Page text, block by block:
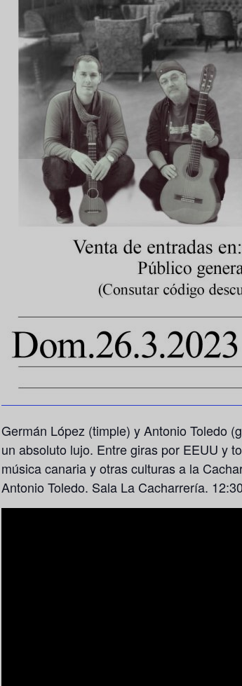
Germán López (timple) y Antonio Toledo
un absoluto lujo. Entre giras por EEUU y
música canaria y otras culturas a la
Antonio Toledo. Sala La Cacharrería.